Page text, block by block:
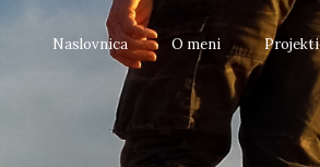
Naslovnica O meni Projekti